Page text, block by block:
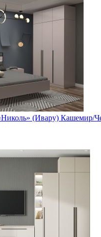
(Ивару) Кашемир/